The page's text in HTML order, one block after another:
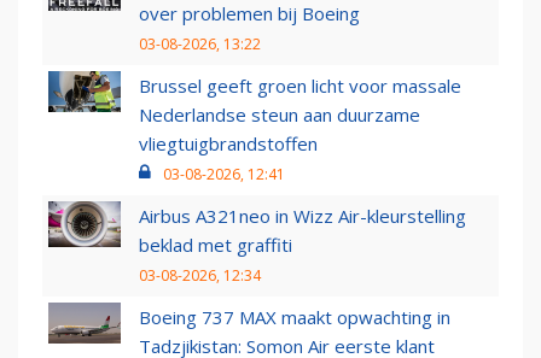
over problemen bij Boeing
03-08-2026, 13:22
Brussel geeft groen licht voor massale
Nederlandse steun aan duurzame
vliegtuigbrandstoffen
03-08-2026, 12:41
Airbus A321neo in Wizz Air-kleurstelling
beklad met graffiti
03-08-2026, 12:34
Boeing 737 MAX maakt opwachting in
Tadzjikistan: Somon Air eerste klant